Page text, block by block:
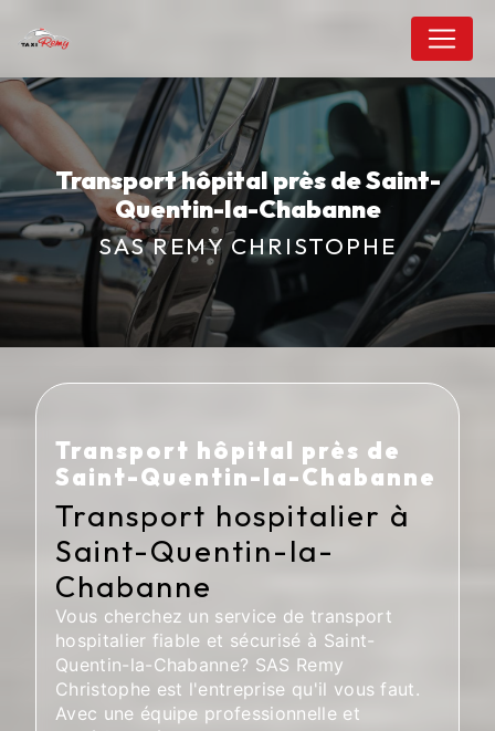
Transport hôpital près de Saint-
Quentin-la-Chabanne
SAS REMY CHRISTOPHE
Transport hôpital près de
Saint-Quentin-la-Chabanne
Transport hospitalier à
Saint-Quentin-la-
Chabanne
Vous cherchez un service de transport
hospitalier fiable et sécurisé à Saint-
Quentin-la-Chabanne? SAS Remy
Christophe est l'entreprise qu'il vous faut.
Avec une équipe professionnelle et